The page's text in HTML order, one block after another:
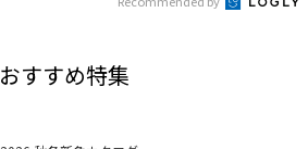
おすすめ特集